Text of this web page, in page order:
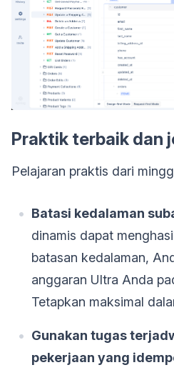
Praktik terbaik dan
Pelajaran praktis dari
Batasi kedalaman
dinamis dapat
batasan kedalaman,
anggaran Ultra Anda
Tetapkan maksimal
Gunakan tugas
pekerjaan yang